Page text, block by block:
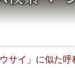
サイ」に似た呼